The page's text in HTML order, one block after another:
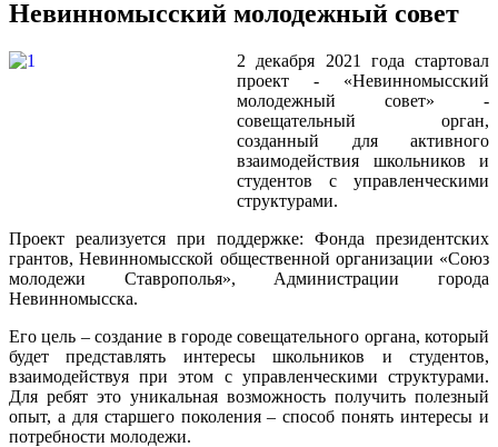
Невинномысский молодежный совет
2 декабря 2021 года стартовал
проект - «Невинномысский
молодежный совет» -
совещательный орган,
созданный для активного
взаимодействия школьников и
студентов с управленческими
структурами.
Проект реализуется при поддержке: Фонда президентских
грантов, Невинномысской общественной организации «Союз
молодежи Ставрополья», Администрации города
Невинномысска.
Его цель – создание в городе совещательного органа, который
будет представлять интересы школьников и студентов,
взаимодействуя при этом с управленческими структурами.
Для ребят это уникальная возможность получить полезный
опыт, а для старшего поколения – способ понять интересы и
потребности молодежи.